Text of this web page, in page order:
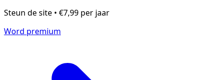
Steun de site • €7,99 per jaar
Word premium